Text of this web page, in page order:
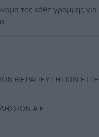
της κάθε γραμμής για
ΘΕΡΑΠΕΥΤΗΤΙΟΝ Ε.Π.Ε.
Α.Ε.